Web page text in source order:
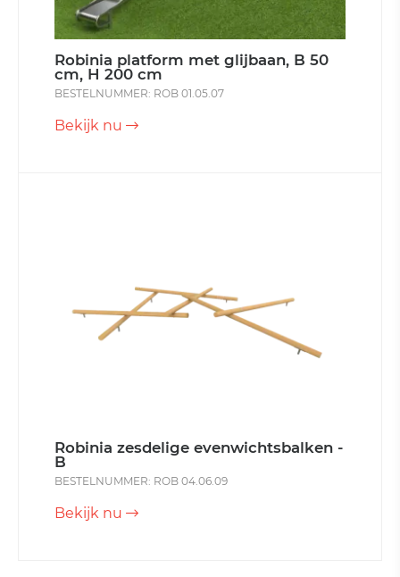
Robinia platform met glijbaan, B 50
cm, H 200 cm
BESTELNUMMER: ROB 01.05.07
Bekijk nu
Robinia zesdelige evenwichtsbalken -
B
BESTELNUMMER: ROB 04.06.09
Bekijk nu